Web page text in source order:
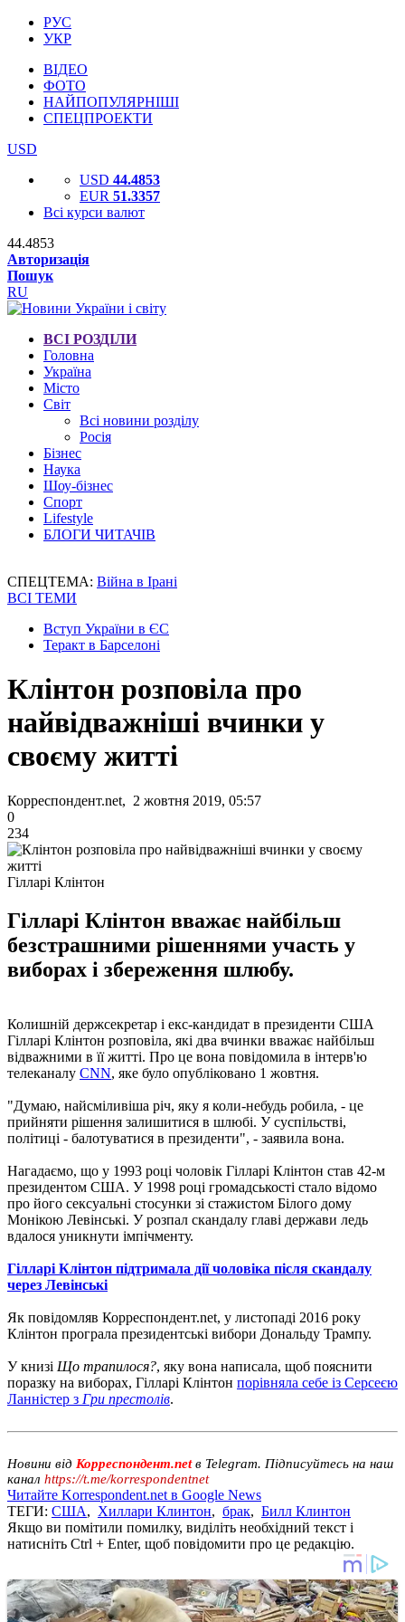
РУС
УКР
ВІДЕО
ФОТО
НАЙПОПУЛЯРНІШІ
СПЕЦПРОЕКТИ
USD
USD 44.4853
EUR 51.3357
Всі курси валют
44.4853
Авторизація
Пошук
RU
ВСІ РОЗДІЛИ
Головна
Україна
Місто
Світ
Всі новини розділу
Росія
Бізнес
Наука
Шоу-бізнес
Спорт
Lifestyle
БЛОГИ ЧИТАЧІВ
СПЕЦТЕМА: Війна в Ірані
ВСІ ТЕМИ
Вступ України в ЄС
Теракт в Барселоні
Клінтон розповіла про
найвідважніші вчинки у
своєму житті
Корреспондент.net, 2 жовтня 2019, 05:57
0
234
Гілларі Клінтон
Гілларі Клінтон вважає найбільш
безстрашними рішеннями участь у
виборах і збереження шлюбу.
Колишній держсекретар і екс-кандидат в президенти США
Гілларі Клінтон розповіла, які два вчинки вважає найбільш
відважними в її житті. Про це вона повідомила в інтерв'ю
телеканалу CNN, яке було опубліковано 1 жовтня.
"Думаю, найсміливіша річ, яку я коли-небудь робила, - це
прийняти рішення залишитися в шлюбі. У суспільстві,
політиці - балотуватися в президенти", - заявила вона.
Нагадаємо, що у 1993 році чоловік Гілларі Клінтон став 42-м
президентом США. У 1998 році громадськості стало відомо
про його сексуальні стосунки зі стажистом Білого дому
Монікою Левінські. У розпал скандалу главі держави ледь
вдалося уникнути імпічменту.
Гілларі Клінтон підтримала дії чоловіка після скандалу
через Левінські
Як повідомляв Корреспондент.net, у листопаді 2016 року
Клінтон програла президентські вибори Дональду Трампу.
У книзі Що трапилося?, яку вона написала, щоб пояснити
поразку на виборах, Гілларі Клінтон порівняла себе із Серсеєю
Ланністер з Гри престолів.
Новини від Корреспондент.netв Telegram. Підписуйтесь на наш
канал https://t.me/korrespondentnet
Читайте Korrespondent.net в Google News
ТЕГИ: США, Хиллари Клинтон, брак, Билл Клинтон
Якщо ви помітили помилку, виділіть необхідний текст і
натисніть Ctrl + Enter, щоб повідомити про це редакцію.